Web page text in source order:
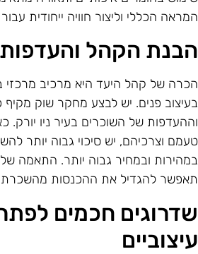
הכללי וליצור חוויה ייחודית
הקהל
של קהל היעד היא מרכיב
פנים. יש לבצע מחקר שוק מקיף
של השוכרים בעיר ניו יורק.
וצרכיהם, יש סיכוי גבוה יותר
ובמחיר גבוה יותר. התאמה של
להגדיל את ההכנסות מהשכרת
חכמים